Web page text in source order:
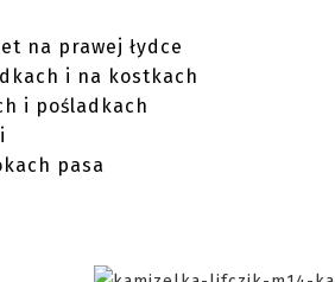
na prawej łydce
i na kostkach
i pośladkach
pasa